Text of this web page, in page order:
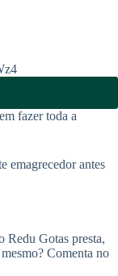
fazer toda a
emagrecedor antes
Redu Gotas presta,
Comenta no